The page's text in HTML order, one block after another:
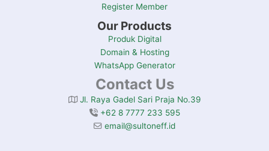
Register Member
Our Products
Produk Digital
Domain & Hosting
WhatsApp Generator
Contact Us
Jl. Raya Gadel Sari Praja No.39
+62 8 7777 233 595
email@sultoneff.id